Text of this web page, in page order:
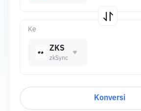
Ke
ZKS
zkSync
Konversi